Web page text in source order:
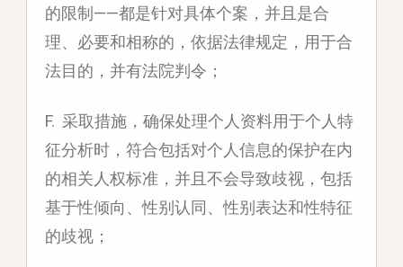
的限制——都是针对具体个案，并且是合
理、必要和相称的，依据法律规定，用于合
法目的，并有法院判令；
F. 采取措施，确保处理个人资料用于个人特
征分析时，符合包括对个人信息的保护在内
的相关人权标准，并且不会导致歧视，包括
基于性倾向、性别认同、性别表达和性特征
的歧视；